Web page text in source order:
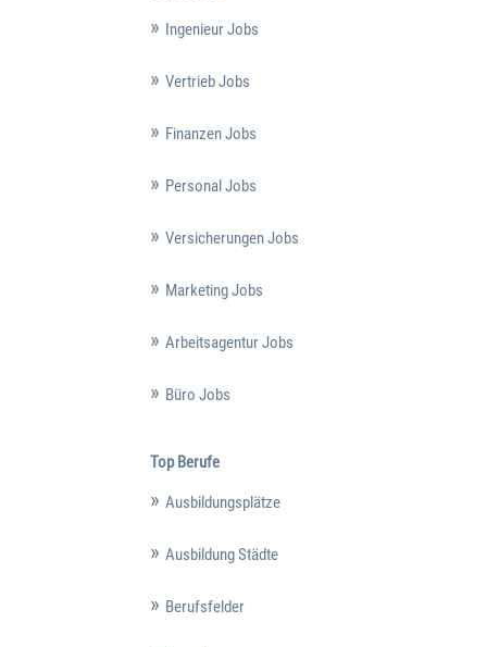
Ingenieur Jobs
Vertrieb Jobs
Finanzen Jobs
Personal Jobs
Versicherungen Jobs
Marketing Jobs
Arbeitsagentur Jobs
Büro Jobs
Top Berufe
Ausbildungsplätze
Ausbildung Städte
Berufsfelder